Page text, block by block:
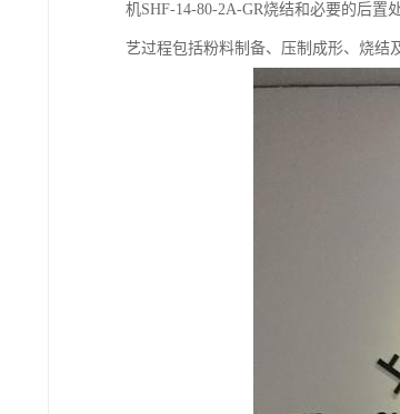
机SHF-14-80-2A-GR烧结和必要的后
艺过程包括粉料制备、压制成形、烧结